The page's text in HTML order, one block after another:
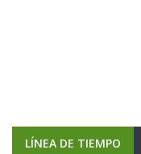
LÍNEA DE TIEMPO